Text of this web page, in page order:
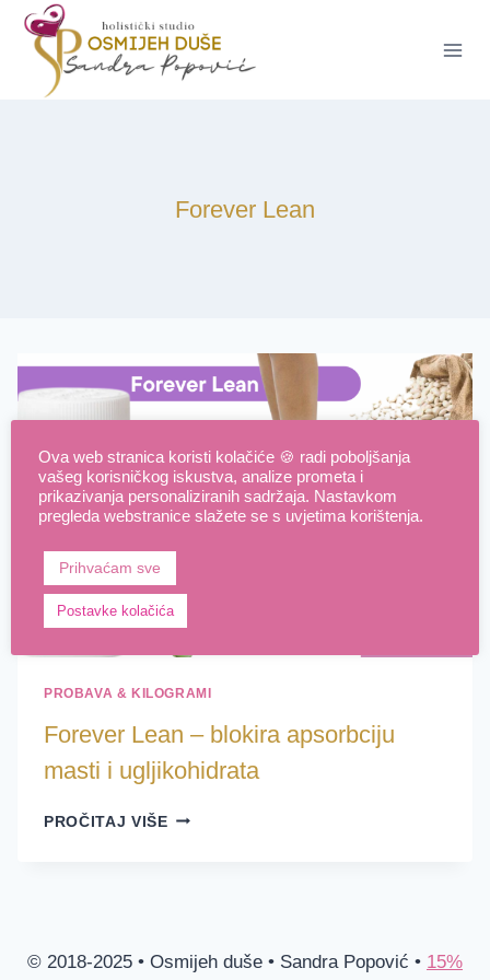
Skip
content
Forever Lean
PROBAVA & KILOGRAMI
Forever Lean – blokira apsorbciju
masti i ugljikohidrata
PROČITAJ VIŠEFOREVER
I
© 2018-2025 • Osmijeh duše • Sandra Popović • 15%
Ova web stranica koristi kolačiće 🍪 radi poboljšanja
vašeg korisničkog iskustva, analize prometa i
prikazivanja personaliziranih sadržaja. Nastavkom
pregleda webstranice slažete se s uvjetima korištenja.
Prihvaćam sve
Postavke kolačića